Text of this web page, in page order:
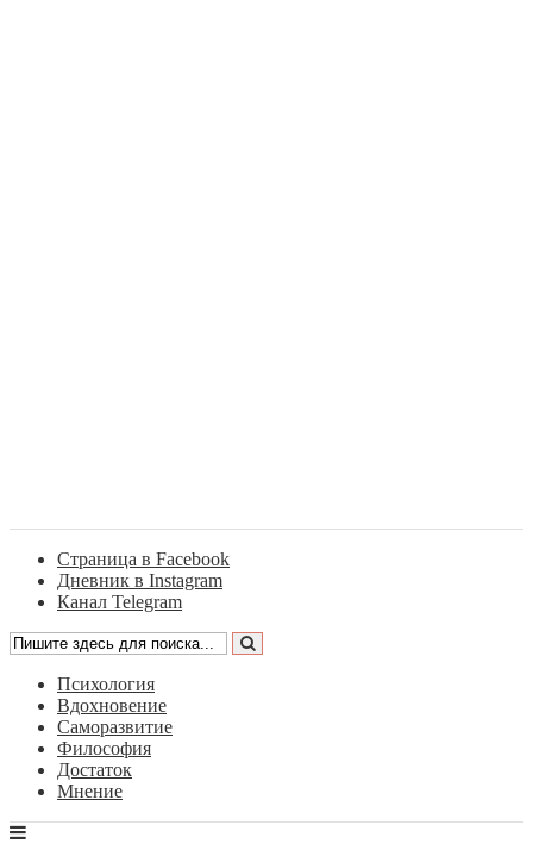
Страница в Facebook
Дневник в Instagram
Канал Telegram
Психология
Вдохновение
Саморазвитие
Философия
Достаток
Мнение